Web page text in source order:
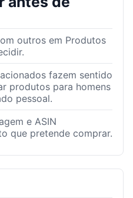
outros em Produtos
fazem sentido
produtos para homens
pessoal.
e ASIN
que pretende comprar.